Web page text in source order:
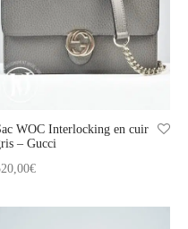
WOC Interlocking en cuir
– Gucci
€